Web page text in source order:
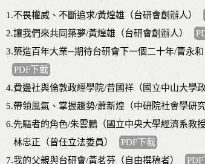
1.不畏權威、不斷追求/黃煌雄（台研會創辦人）
2.讓我們來共同築夢/黃煌雄（台研會創辦人）
3.築造百年大業─期待台研會下一個二十年/曹永
PDF下載
4.費邊社與倫敦政經學院/曾國祥（國立中山大學
5.帶領風氣、掌握趨勢/蕭新煌（中研院社會學研
6.先驅者的角色/朱雲鵬（國立中央大學經濟系教
林忠正（曾任立法委員）
PDF下載
7.我的父親與台研會/黃茗芬（自由撰稿者）